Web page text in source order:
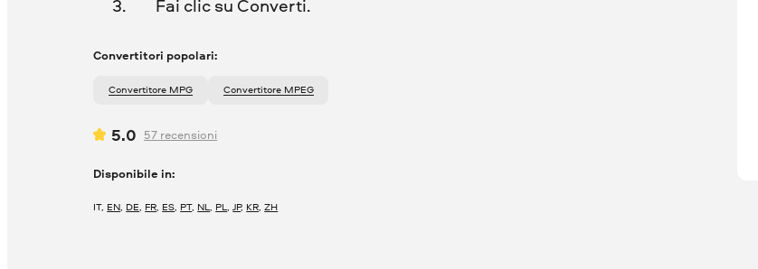
Fai clic su Converti.
Convertitori popolari:
Convertitore MPG Convertitore MPEG
5.0 57 recensioni
Disponibile in:
IT, EN, DE, FR, ES, PT, NL, PL,JP, KR,ZH